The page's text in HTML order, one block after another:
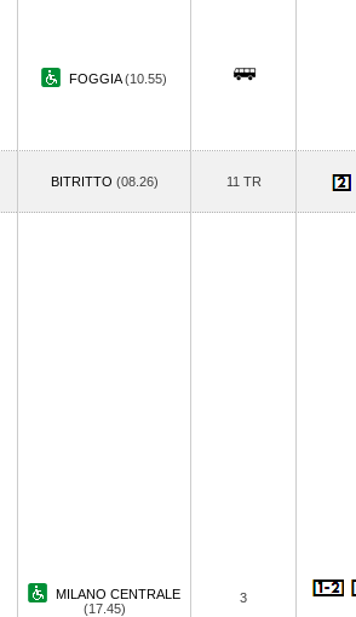
FOGGIA(10.55)
BITRITTO (08.26) 11 TR
MILANO CENTRALE
(17.45)
3